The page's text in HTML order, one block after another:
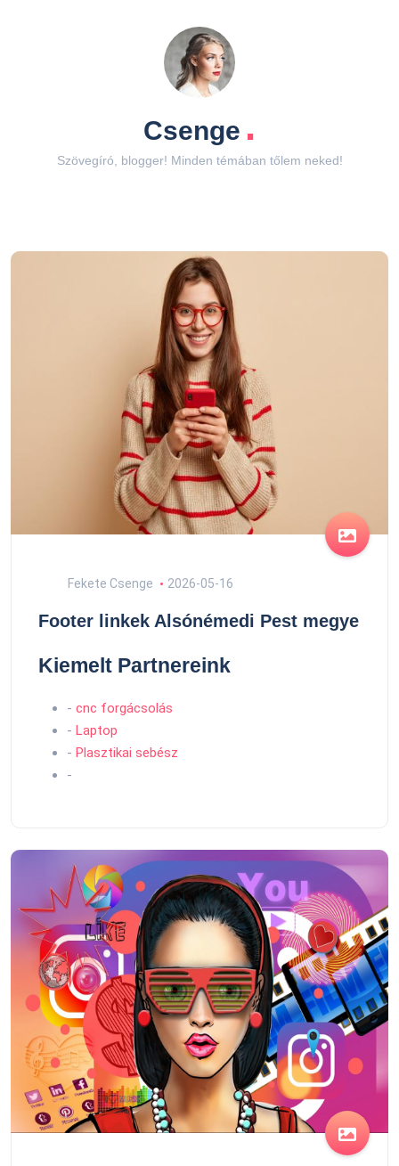
Csenge .
Szövegíró, blogger! Minden témában tőlem neked!
Fekete Csenge 2026-05-16
Footer linkek Alsónémedi Pest megye
Kiemelt Partnereink
- cnc forgácsolás
- Laptop
- Plasztikai sebész
-